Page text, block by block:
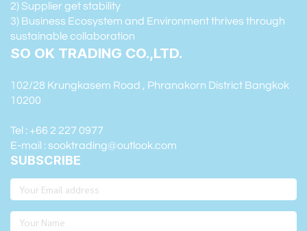
2) Supplier get stability
3) Business Ecosystem and Environment thrives through
sustainable collaboration
SO OK TRADING CO.,LTD.
102/28 Krungkasem Road , Phranakorn District Bangkok
10200
Tel : +66 2 227 0977
E-mail : sooktrading@outlook.com
SUBSCRIBE